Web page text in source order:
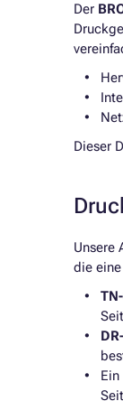
Der
Dieser
Unsere
die